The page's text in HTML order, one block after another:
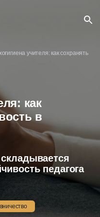
учителя: как сохранять
как
в
педагога